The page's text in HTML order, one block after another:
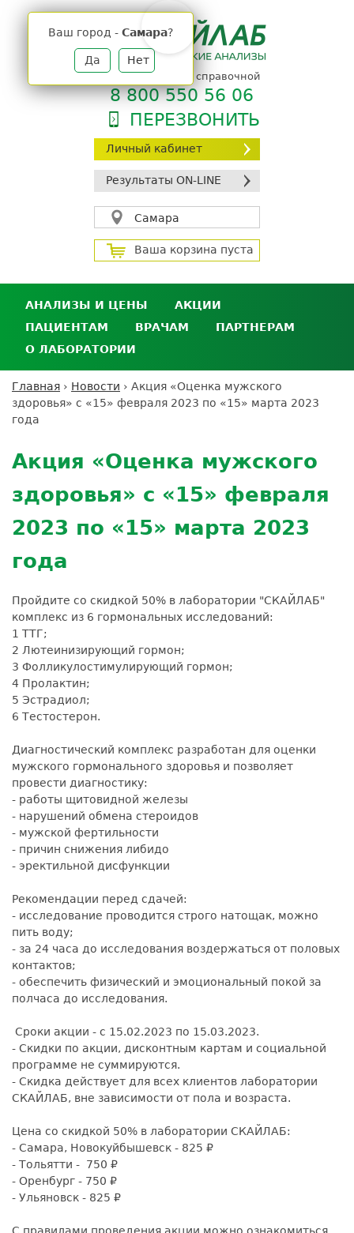
Личный кабинет
Результаты ON-LINE
Самара
Ваш город - Самара?
Да Нет
Ваша корзина пуста
телефон единой справочной
8 800 550 56 06
ПЕРЕЗВОНИТЬ
АНАЛИЗЫ И ЦЕНЫ
Анализы и цены
Где сдать анализы
Выезд на дом
Подготовка к анализам
АКЦИИ
ПАЦИЕНТАМ
Личный кабинет пациента
Дисконтная программа
ДМС
Усиление профилактических мер для
безопасности пациентов
Налоговый вычет
ВРАЧАМ
Сотрудничество
Экскурсия в
ПАРТНЕРАМ
кабинет
партнёра
лабораторию
О ЛАБОРАТОРИИ
Контроль качества
Документы
Вы
здесь
Главная › Новости › Акция «Оценка мужского
здоровья» с «15» февраля 2023 по «15» марта 2023
года
to
top
Акция «Оценка мужского
здоровья» с «15» февраля
2023 по «15» марта 2023
года
Пройдите со скидкой 50% в лаборатории "СКАЙЛАБ"
комплекс из 6 гормональных исследований:
1 ТТГ;
2 Лютеинизирующий гормон;
3 Фолликулостимулирующий гормон;
4 Пролактин;
5 Эстрадиол;
6 Тестостерон.
Диагностический комплекс разработан для оценки
мужского гормонального здоровья и позволяет
провести диагностику:
- работы щитовидной железы
- нарушений обмена стероидов
- мужской фертильности
- причин снижения либидо
- эректильной дисфункции
Рекомендации перед сдачей:
- исследование проводится строго натощак, можно
пить воду;
- за 24 часа до исследования воздержаться от половых
контактов;
- обеспечить физический и эмоциональный покой за
полчаса до исследования.
Сроки акции - с 15.02.2023 по 15.03.2023.
- Скидки по акции, дисконтным картам и социальной
программе не суммируются.
- Скидка действует для всех клиентов лаборатории
СКАЙЛАБ, вне зависимости от пола и возраста.
Цена со скидкой 50% в лаборатории СКАЙЛАБ:
- Самара, Новокуйбышевск - 825 ₽
- Тольятти - 750 ₽
- Оренбург - 750 ₽
- Ульяновск - 825 ₽